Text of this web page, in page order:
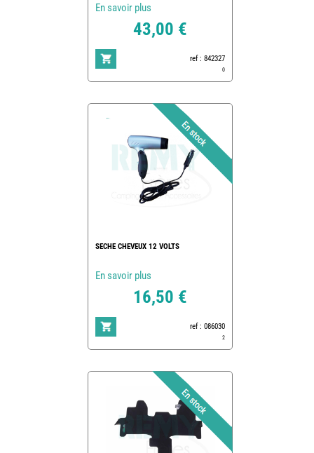
En savoir plus
43,00 €
ref : 842327
0
SECHE CHEVEUX 12 VOLTS
En savoir plus
16,50 €
ref : 086030
2